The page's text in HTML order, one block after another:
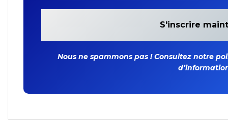
Nous ne spammons pas ! Consultez notre